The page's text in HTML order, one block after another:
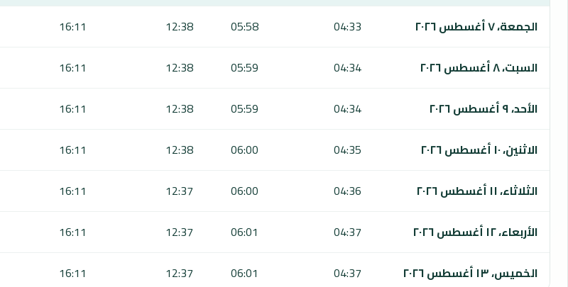
يعرض هذا الجدول مواقيت الصلاة لمدة 7 أيام في سوجانغار، بما يشمل الفجر والشروق والظهر والعصر والمغرب والعشاء.
الجمعة، ٧ أغسطس ٢٠٢٦ 04:33
05:58
12:38
16:11
السبت، ٨ أغسطس ٢٠٢٦
04:34
05:59
12:38
16:11
الأحد، ٩ أغسطس ٢٠٢٦
04:34
05:59
12:38
16:11
الاثنين، ١٠ أغسطس ٢٠٢٦
04:35
06:00
12:38
16:11
الثلاثاء، ١١ أغسطس ٢٠٢٦
04:36
06:00
12:37
16:11
الأربعاء، ١٢ أغسطس ٢٠٢٦
04:37
06:01
12:37
16:11
الخميس، ١٣ أغسطس ٢٠٢٦
04:37
06:01
12:37
16:11